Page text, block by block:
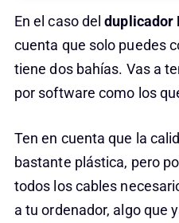
En el caso delduplicador
cuenta que solo puedes
tiene dos bahías. Vas a
por software como los
Ten en cuenta que la
bastante plástica, pero
todos los cables
a tu ordenador, algo que